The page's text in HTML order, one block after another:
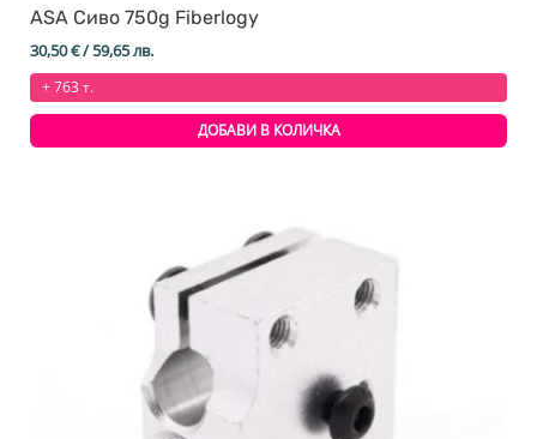
ASA Сиво 750g Fiberlogy
30,50€/ 59,65 лв.
+ 763 т.
ДОБАВИ В КОЛИЧКА